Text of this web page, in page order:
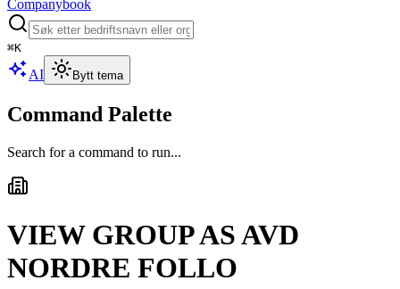
Companybook
⌘K
AI Bytt tema
Command Palette
Search for a command to run...
VIEW GROUP AS AVD
NORDRE FOLLO